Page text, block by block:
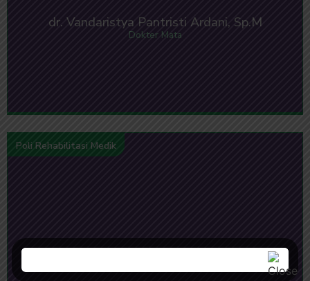
dr. Vandaristya Pantristi Ardani, Sp.M
Dokter Mata
Poli Rehabilitasi Medik